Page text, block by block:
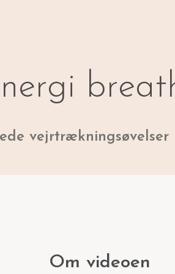
vejrtrækningsøvelser
Om videoen